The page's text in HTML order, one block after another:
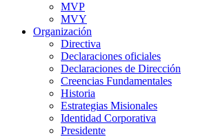
MVP
MVY
Organización
Directiva
Declaraciones oficiales
Declaraciones de Dirección
Creencias Fundamentales
Historia
Estrategias Misionales
Identidad Corporativa
Presidente